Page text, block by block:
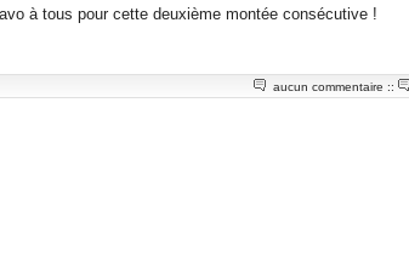
à tous pour cette deuxième montée consécutive !
aucun commentaire ::